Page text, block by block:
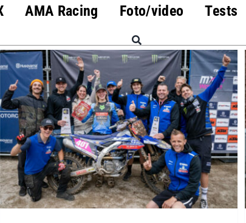
AMA Racing Foto/video Tests